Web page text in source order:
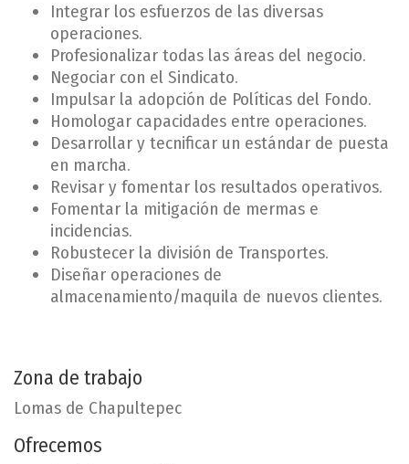
Integrar los esfuerzos de las diversas
operaciones.
Profesionalizar todas las áreas del negocio.
Negociar con el Sindicato.
Impulsar la adopción de Políticas del Fondo.
Homologar capacidades entre operaciones.
Desarrollar y tecnificar un estándar de puesta
en marcha.
Revisar y fomentar los resultados operativos.
Fomentar la mitigación de mermas e
incidencias.
Robustecer la división de Transportes.
Diseñar operaciones de
almacenamiento/maquila de nuevos clientes.
Zona de trabajo
Lomas de Chapultepec
Ofrecemos